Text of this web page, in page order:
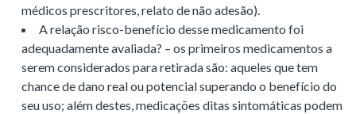
médicos prescritores, relato de não adesão).
A relação risco-benefício desse medicamento foi
adequadamente avaliada? – os primeiros medicamentos a
serem considerados para retirada são: aqueles que tem
chance de dano real ou potencial superando o benefício do
seu uso; além destes, medicações ditas sintomáticas podem